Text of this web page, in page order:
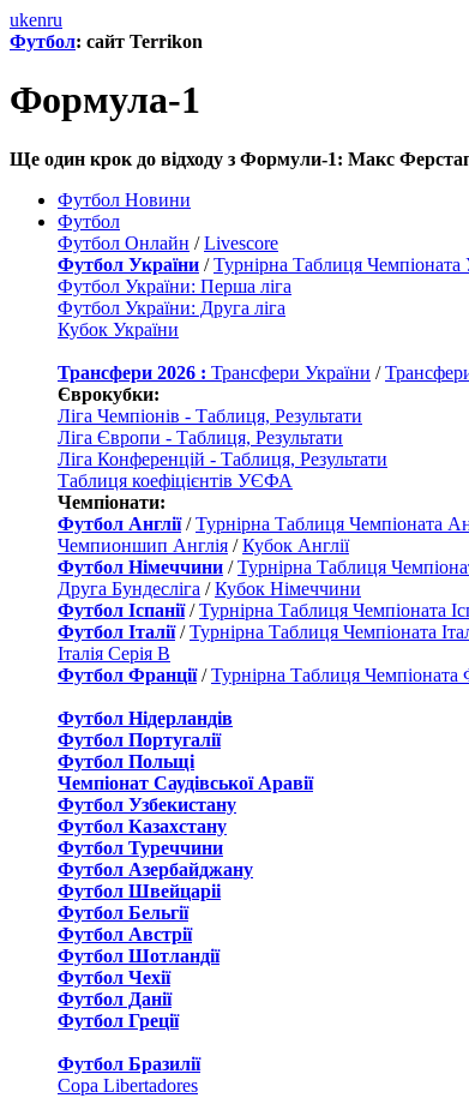
ukenru
Футбол: сайт Terrikon
Формула-1
Ще один крок до відходу з Формули-1: Макс
Футбол Новини
Футбол
Футбол Онлайн /Livescore
Футбол України /Турнірна Таблиця Чемпіоната
Футбол України: Перша ліга
Футбол України: Друга ліга
Кубок України
Трансфери 2026 : Трансфери України /
Єврокубки:
Ліга Чемпіонів - Таблиця, Результати
Ліга Європи - Таблиця, Результати
Ліга Конференцій - Таблиця, Результати
Таблиця коефіцієнтів УЄФА
Чемпіонати:
Футбол Англії/Турнірна Таблиця Чемпіоната
Чемпионшип Англія /Кубок Англії
Футбол Німеччини /Турнірна Таблиця
Друга Бундесліга /Кубок Німеччини
Футбол Іспанії/Турнірна Таблиця Чемпіоната
Футбол Італії/Турнірна Таблиця Чемпіоната
Італія Серія B
Футбол Франції/Турнірна Таблиця Чемпіоната
Футбол Нідерландiв
Футбол Португалії
Футбол Польщі
Чемпіонат Саудівської Аравії
Футбол Узбекистану
Футбол Казахстану
Футбол Туреччини
Футбол Азербайджану
Футбол Швейцаріі
Футбол Бельгії
Футбол Австрії
Футбол Шотландії
Футбол Чехії
Футбол Данії
Футбол Греції
Футбол Бразилії
Copa Libertadores